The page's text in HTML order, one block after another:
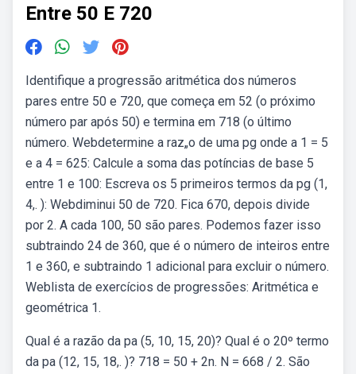
Entre 50 E 720
Identifique a progressão aritmética dos números
pares entre 50 e 720, que começa em 52 (o próximo
número par após 50) e termina em 718 (o último
número. Webdetermine a raz„o de uma pg onde a 1 = 5
e a 4 = 625: Calcule a soma das potíncias de base 5
entre 1 e 100: Escreva os 5 primeiros termos da pg (1,
4,. ): Webdiminui 50 de 720. Fica 670, depois divide
por 2. A cada 100, 50 são pares. Podemos fazer isso
subtraindo 24 de 360, que é o número de inteiros entre
1 e 360, e subtraindo 1 adicional para excluir o número.
Weblista de exercícios de progressões: Aritmética e
geométrica 1.
Qual é a razão da pa (5, 10, 15, 20)? Qual é o 20º termo
da pa (12, 15, 18,. )? 718 = 50 + 2n. N = 668 / 2. São